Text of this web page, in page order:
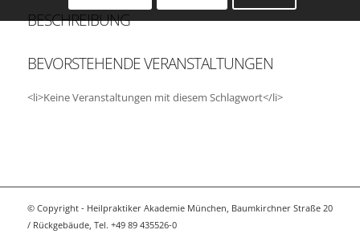
BESCHREIBUNG
BEVORSTEHENDE VERANSTALTUNGEN
<li>Keine Veranstaltungen mit diesem Schlagwort</li>
© Copyright - Heilpraktiker Akademie München, Baumkirchner Straße 20
/ Rückgebäude, Tel. +49 89 435526-0